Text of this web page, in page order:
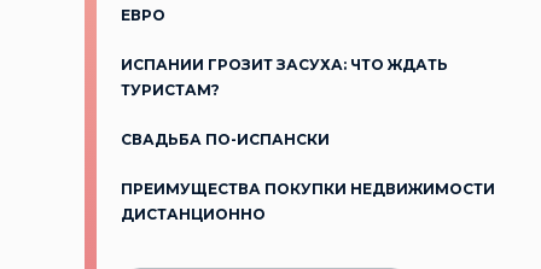
ЕВРО
ИСПАНИИ ГРОЗИТ ЗАСУХА: ЧТО ЖДАТЬ
ТУРИСТАМ?
СВАДЬБА ПО-ИСПАНСКИ
ПРЕИМУЩЕСТВА ПОКУПКИ НЕДВИЖИМОСТИ
ДИСТАНЦИОННО